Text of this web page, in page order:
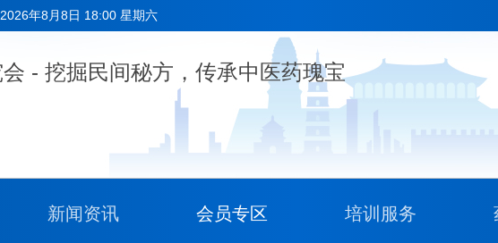
2026年8月8日 18:00 星期六
新闻资讯 会员专区 培训服务